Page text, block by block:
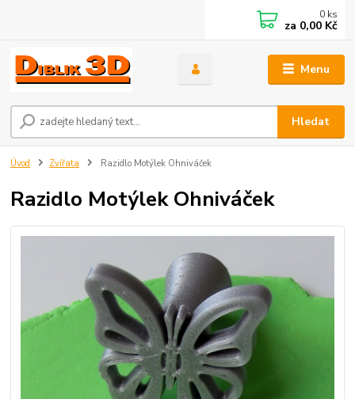
Menu
Hledat
0 ks
za 0,00 Kč
Úvod Zvířata Razidlo Motýlek Ohniváček
Razidlo Motýlek Ohniváček